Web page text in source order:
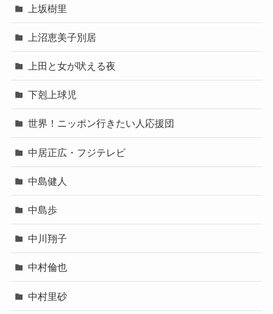
上坂樹里
上沼恵美子別居
上田と女が吠える夜
下剋上球児
世界！ニッポン行きたい人応援団
中居正広・フジテレビ
中島健人
中島歩
中川翔子
中村倫也
中村里砂